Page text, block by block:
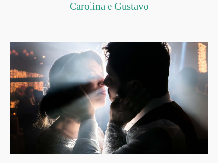
Carolina e Gustavo